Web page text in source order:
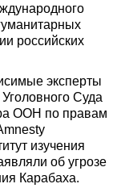
российских
эксперты
Суда
ООН по правам
изучения
об угрозе
Карабаха.